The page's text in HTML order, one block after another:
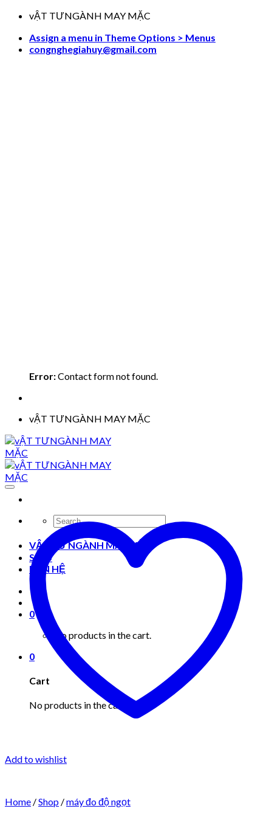
Skip
content
vẬT TƯNGÀNH MAY MẶC
Assign a menu in Theme Options > Menus
congnghegiahuy@gmail.com
Error:Contact form not found.
vẬT TƯNGÀNH MAY MẶC
Search
for:
VẬT TƯ NGÀNH MAY MẶC
Shop
LIÊN HỆ
0
No products in the cart.
0
Cart
No products in the cart.
Add to wishlist
Home /Shop /máy đo độ ngọt